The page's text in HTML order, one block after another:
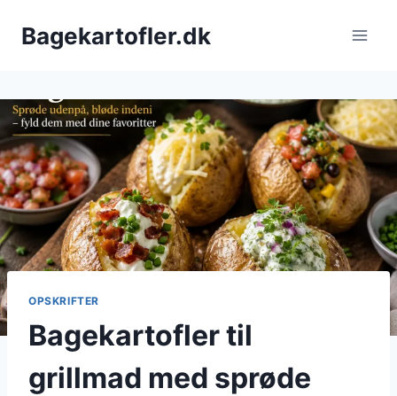
Bagekartofler.dk
OPSKRIFTER
Bagekartofler til
grillmad med sprøde